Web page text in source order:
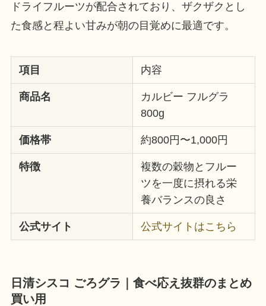
ドライフルーツが配合されており、ザクザクとし
た食感と程よい甘みが朝の目覚めに最適です。
項目 内容
商品名
カルビー フルグラ
800g
価格帯 約800円〜1,000円
特徴
複数の穀物とフルー
ツを一度に摂れる栄
養バランスの良さ
公式サイト 公式サイトはこちら
日清シスコ ごろグラ｜食べ応え抜群のまとめ
買い用